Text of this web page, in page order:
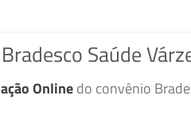
Saúde
Onlinedo convênio